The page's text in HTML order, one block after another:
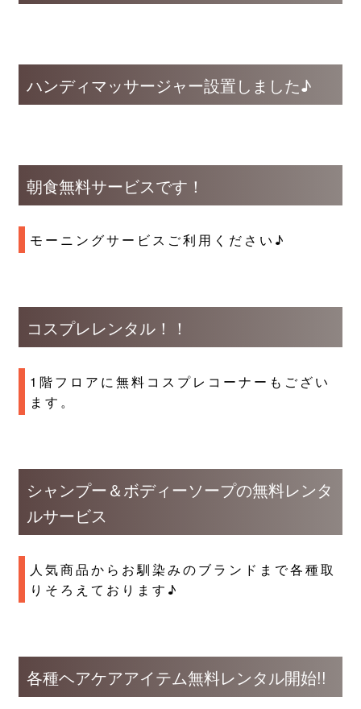
ハンディマッサージャー設置しました♪
朝食無料サービスです！
モーニングサービスご利用ください♪
コスプレレンタル！！
1階フロアに無料コスプレコーナーもござい
ます。
シャンプー＆ボディーソープの無料レンタ
ルサービス
人気商品からお馴染みのブランドまで各種取
りそろえております♪
各種ヘアケアアイテム無料レンタル開始!!